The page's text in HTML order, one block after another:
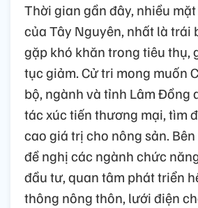
Thời gian gần đây, nhiều
của Tây Nguyên, nhất là trái
gặp khó khăn trong tiêu thụ,
tục giảm. Cử tri mong muốn
bộ, ngành và tỉnh Lâm Đồng
tác xúc tiến thương mại, tìm
cao giá trị cho nông sản.
đề nghị các ngành chức
đầu tư, quan tâm phát triển
thông nông thôn, lưới điện